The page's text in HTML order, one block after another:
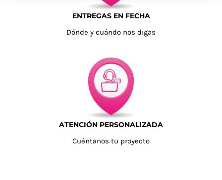
ENTREGAS EN FECHA
Dónde y cuándo nos digas
ATENCIÓN PERSONALIZADA
Cuéntanos tu proyecto